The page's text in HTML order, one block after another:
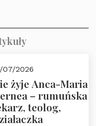
07/2026
żyje Anca-Maria
– rumuńska
teolog,